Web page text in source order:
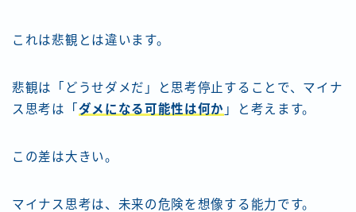
これは悲観とは違います。
悲観は「どうせダメだ」と思考停止することで、マイナ
ス思考は「 ダメになる可能性は何か 」と考えます。
この差は大きい。
マイナス思考は、未来の危険を想像する能力です。